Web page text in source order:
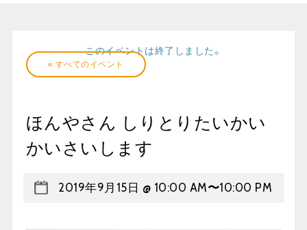
« すべてのイベント
このイベントは終了しました。
ほんやさん しりとりたいかい
かいさいします
2019年9月15日 @ 10:00 AM〜10:00 PM